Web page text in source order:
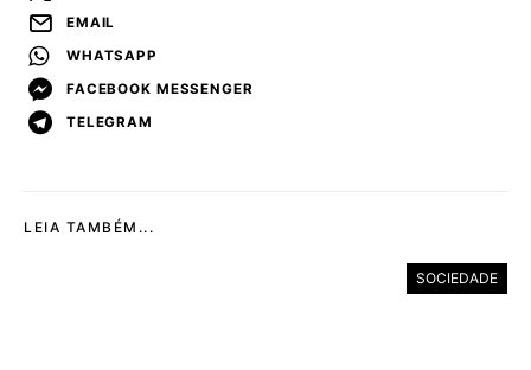
EMAIL
WHATSAPP
FACEBOOK MESSENGER
TELEGRAM
LEIA TAMBÉM...
SOCIEDADE